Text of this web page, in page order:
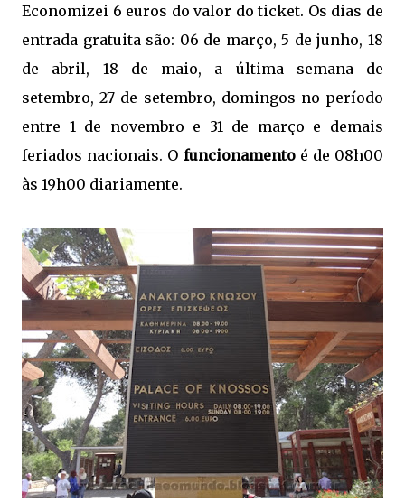
Economizei 6 euros do valor do ticket. Os dias de
entrada gratuita são: 06 de março, 5 de junho, 18
de abril, 18 de maio, a última semana de
setembro, 27 de setembro, domingos no período
entre 1 de novembro e 31 de março e demais
feriados nacionais. O funcionamentoé de 08h00
às 19h00 diariamente.